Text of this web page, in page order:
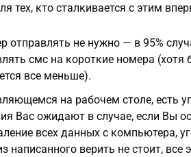
тех, кто сталкивается с этим
отправлять не нужно — в 95%
смс на короткие номера (хотя
все меньше).
на рабочем столе, есть
Вас ожидают в случае, если Вы
всех данных с компьютера,
написанного верить не стоит, все